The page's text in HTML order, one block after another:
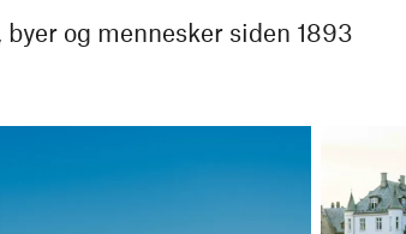
og mennesker siden 1893